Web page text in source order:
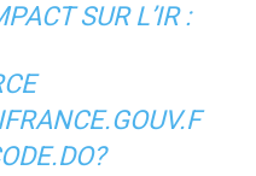
SUR L’IR :